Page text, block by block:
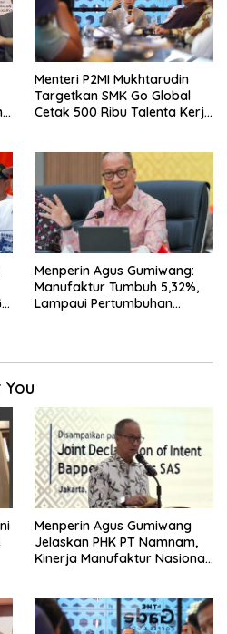
Menteri P2MI Mukhtarudin
Targetkan SMK Go Global
Cetak 500 Ribu Talenta Kerja
Menperin Agus Gumiwang:
Manufaktur Tumbuh 5,32%,
Lampaui Pertumbuhan
Menperin Agus Gumiwang
Jelaskan PHK PT Namnam,
Kinerja Manufaktur Nasional